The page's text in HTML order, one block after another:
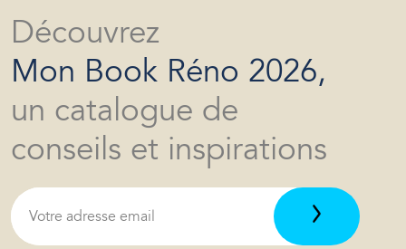
Découvrez
Mon Book Réno 2026,
un catalogue de
conseils et inspirations